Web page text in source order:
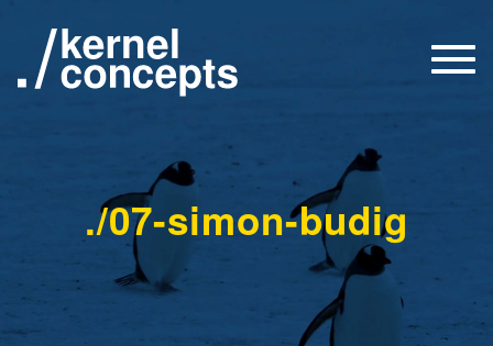
./07-simon-budig